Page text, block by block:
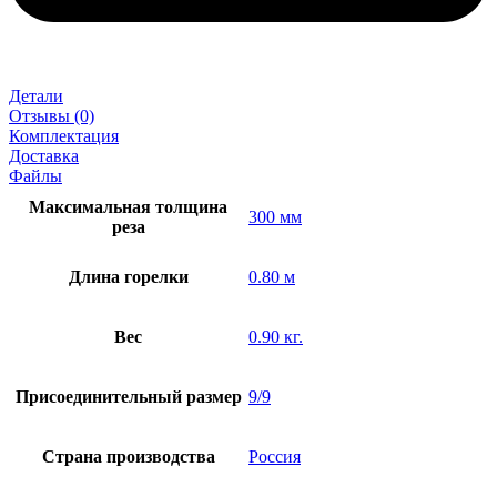
Детали
Отзывы (0)
Комплектация
Доставка
Файлы
Максимальная толщина
реза
300 мм
Длина горелки 0.80 м
Вес 0.90 кг.
Присоединительный размер 9/9
Страна производства Россия